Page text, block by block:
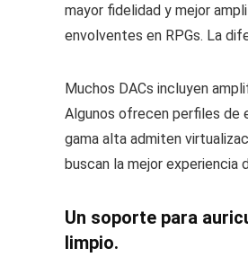
mayor fidelidad y mejor
envolventes en RPGs. La
Muchos DACs incluyen
Algunos ofrecen perfiles de
gama alta admiten
buscan la mejor experiencia
Un soporte para
limpio.